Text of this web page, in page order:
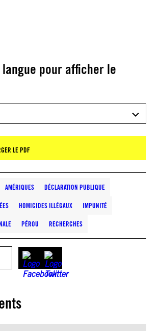
pour afficher le
LE PDF
AMÉRIQUES DÉCLARATION PUBLIQUE
HOMICIDES ILLÉGAUX IMPUNITÉ
PÉROU RECHERCHES